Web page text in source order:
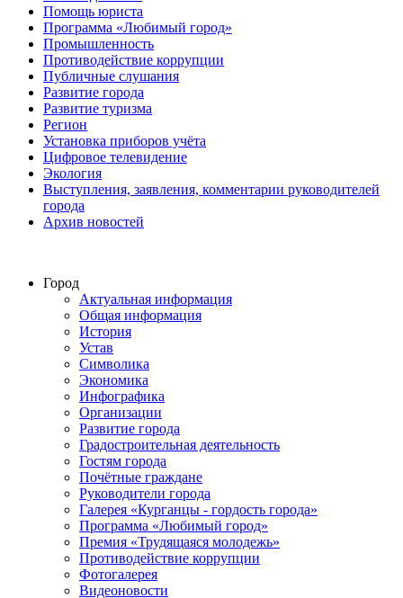
Помощь юриста
Программа «Любимый город»
Промышленность
Противодействие коррупции
Публичные слушания
Развитие города
Развитие туризма
Регион
Установка приборов учёта
Цифровое телевидение
Экология
Выступления, заявления, комментарии руководителей
города
Архив новостей
Город
Актуальная информация
Общая информация
История
Устав
Символика
Экономика
Инфографика
Организации
Развитие города
Градостроительная деятельность
Гостям города
Почётные граждане
Руководители города
Галерея «Курганцы - гордость города»
Программа «Любимый город»
Премия «Трудящаяся молодежь»
Противодействие коррупции
Фотогалерея
Видеоновости